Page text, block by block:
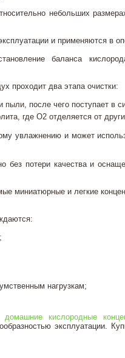
небольших
и применяются в
баланса
проходит два этапа очистки:
после чего поступает в
где О2 отделяется от
увлажнению и может
без потери качества и
миниатюрные и легкие
нагрузкам;
домашние кислородные
эксплуатации.